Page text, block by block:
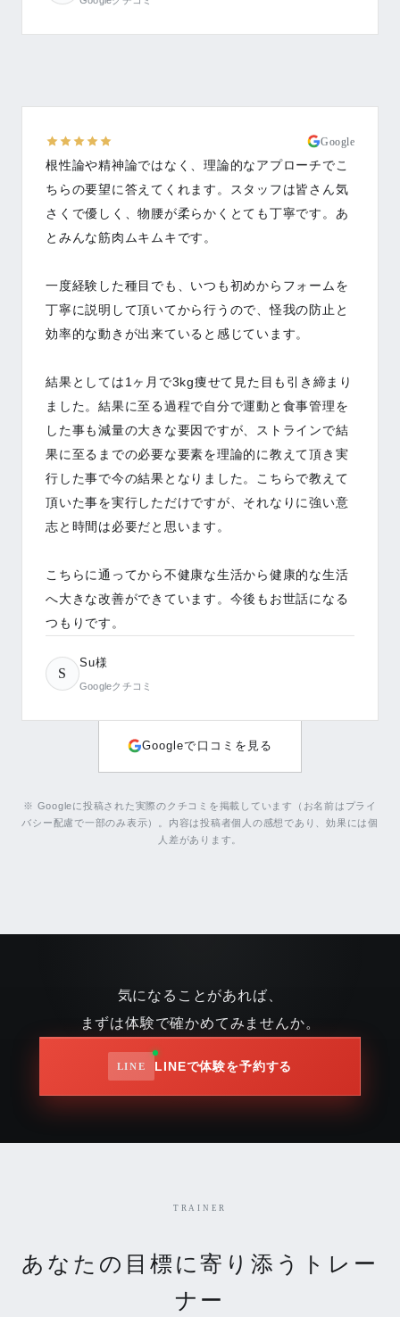
Google
さくで優しく、物腰が柔らかくとても丁寧です。あ
とみんな筋肉ムキムキです。
一度経験した種目でも、いつも初めからフォームを
丁寧に説明して頂いてから行うので、怪我の防止と
効率的な動きが出来ていると感じています。
結果としては1ヶ月で3kg痩せて見た目も引き締まり
ました。結果に至る過程で自分で運動と食事管理を
した事も減量の大きな要因ですが、ストラインで結
行した事で今の結果となりました。こちらで教えて
頂いた事を実行しただけですが、それなりに強い意
志と時間は必要だと思います。
こちらに通ってから不健康な生活から健康的な生活
へ大きな改善ができています。今後もお世話になる
つもりです。
S
Googleクチコミ
Googleで口コミを見る
※ Googleに投稿された実際のクチコミを掲載しています（お名前はプライ
バシー配慮で一部のみ表示）。内容は投稿者個人の感想であり、効果には個
人差があります。
気になることがあれば、
まずは体験で確かめてみませんか。
LINEで体験を予約する
TRAINER
あなたの目標に寄り添うトレー
ナー